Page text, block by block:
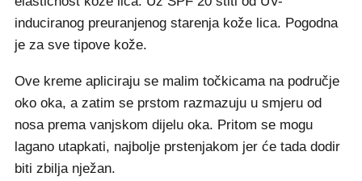
induciranog preuranjenog starenja kože lica. Pogodna
je za sve tipove kože.
Ove kreme apliciraju se malim točkicama na područje
oko oka, a zatim se prstom razmazuju u smjeru od
nosa prema vanjskom dijelu oka. Pritom se mogu
lagano utapkati, najbolje prstenjakom jer će tada dodir
biti zbilja nježan.